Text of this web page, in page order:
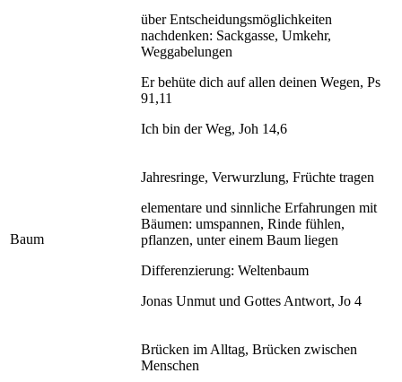
über Entscheidungsmöglichkeiten
nachdenken: Sackgasse, Umkehr,
Weggabelungen
Er behüte dich auf allen deinen Wegen, Ps
91,11
Ich bin der Weg, Joh 14,6
Baum
Jahresringe, Verwurzlung, Früchte tragen
elementare und sinnliche Erfahrungen mit
Bäumen: umspannen, Rinde fühlen,
pflanzen, unter einem Baum liegen
Differenzierung: Weltenbaum
Jonas Unmut und Gottes Antwort, Jo 4
Brücken im Alltag, Brücken zwischen
Menschen